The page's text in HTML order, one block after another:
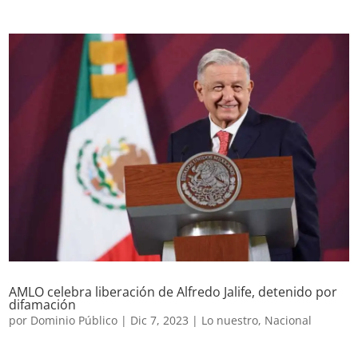
AMLO celebra liberación de Alfredo Jalife, detenido por
difamación
por Dominio Público | Dic 7, 2023 | Lo nuestro, Nacional